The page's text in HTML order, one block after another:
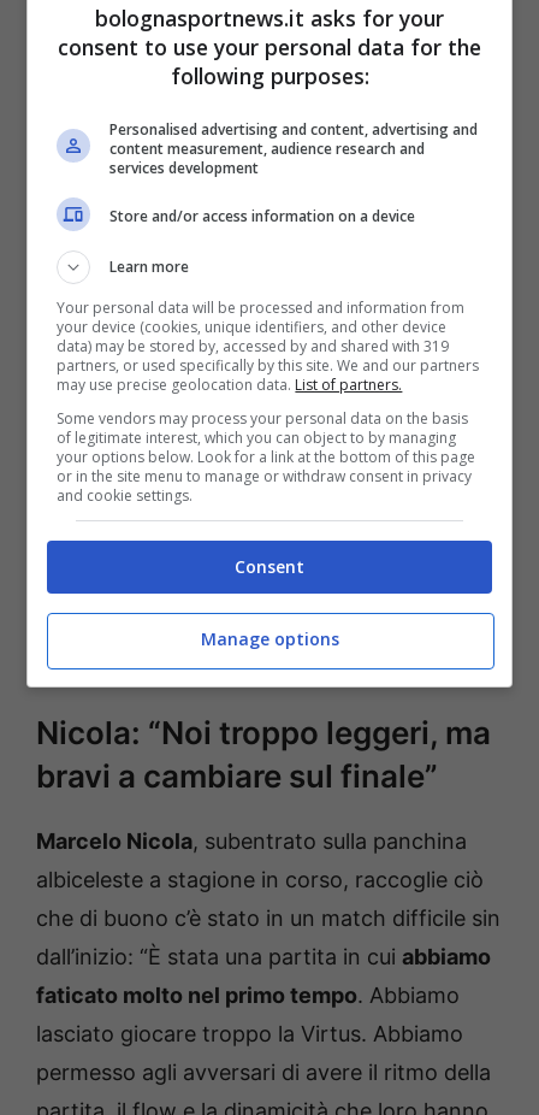
un po’ di fatica, bruciando dacavalletteil
prezioso vantaggio che da braveformiche
avevano costruito nella prima metà di partita.
Ivanovic analizza questo fenomeno
esprimendo la proprio filosofia sulla fatica nel
basket: “
filosofia: se pensi di essere stanco, diventi
stanco“.
Un ultimo commento è riservato alla
condizione del capocannoniere della passata
EuroLegaCarsen Edwards, uscito zoppicante
all’ultimo minuto di gioco, ma poi visto
camminare normalmente mentre salutava i
non sia niente di grave. Non ho visto durante
la partita cosa è successo.
“.
Nicola: “Noi troppo leggeri, ma
bravi a cambiare sul finale”
Marcelo Nicola, subentrato sulla panchina
albiceleste a stagione in corso, raccoglie ciò
che di buono c’è stato in un match difficile sin
dall’inizio: “È stata una partita in cui abbiamo
faticato molto nel primo tempo. Abbiamo
lasciato giocare troppo la Virtus. Abbiamo
permesso agli avversari di avere il ritmo della
bolognasportnews.it asks for your
consent to use your personal data for the
following purposes:
Personalised advertising and content, advertising and
content measurement, audience research and
services development
Store and/or access information on a device
Learn more
Your personal data will be processed and information from
your device (cookies, unique identifiers, and other device
data) may be stored by, accessed by and shared with 319
partners, or used specifically by this site. We and our partners
may use precise geolocation data. List of partners.
Some vendors may process your personal data on the basis
of legitimate interest, which you can object to by managing
your options below. Look for a link at the bottom of this page
or in the site menu to manage or withdraw consent in privacy
and cookie settings.
Consent
Manage options